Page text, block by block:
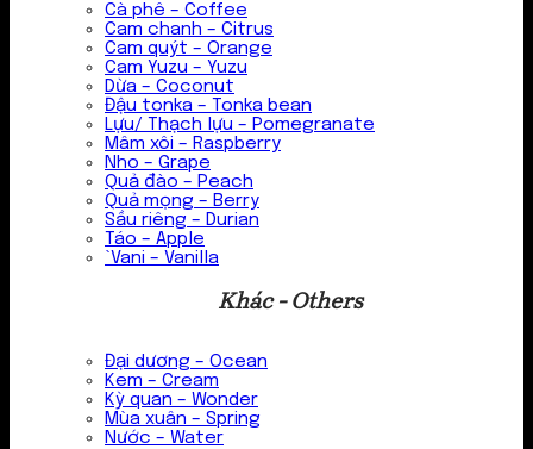
Cà phê – Coffee
Cam chanh – Citrus
Cam quýt – Orange
Cam Yuzu – Yuzu
Dừa – Coconut
Đậu tonka – Tonka bean
Lựu/ Thạch lựu – Pomegranate
Mâm xôi – Raspberry
Nho – Grape
Quả đào – Peach
Quả mọng – Berry
Sầu riêng – Durian
Táo – Apple
`Vani – Vanilla
Khác - Others
Đại dương – Ocean
Kem – Cream
Kỳ quan – Wonder
Mùa xuân – Spring
Nước – Water